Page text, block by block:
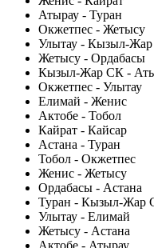
Атырау - Туран
Окжетпес - Жетысу
Улытау - Кызыл-
Жетысу - Ордабасы
Кызыл-Жар СК -
Окжетпес - Улытау
Елимай - Женис
Актобе - Тобол
Кайрат - Кайсар
Астана - Туран
Тобол - Окжетпес
Женис - Жетысу
Ордабасы - Астана
Туран - Кызыл-Жар
Улытау - Елимай
Жетысу - Астана